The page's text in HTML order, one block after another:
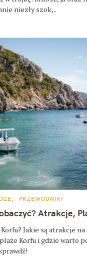
niezły szok,..
PRZEWODNIKI
Atrakcje,
Jakie są atrakcje na
Korfu i gdzie warto